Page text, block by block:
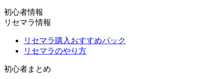
初心者情報
リセマラ情報
リセマラ購入おすすめパック
リセマラのやり方
初心者まとめ